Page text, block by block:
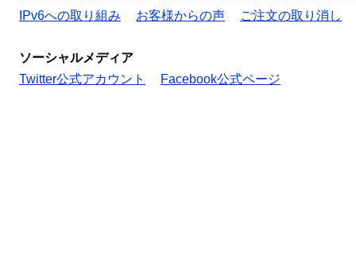
IPv6への取り組み
お客様からの声 ご注文の取り消し
ソーシャルメディア
Twitter公式アカウント
Facebook公式ページ